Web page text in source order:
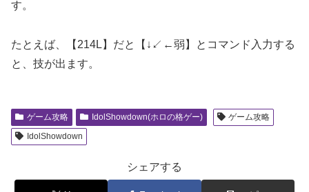
す。
たとえば、【214L】だと【↓↙←弱】とコマンド入力する
と、技が出ます。
ゲーム攻略 IdolShowdown(ホロの格ゲー)
ゲーム攻略
IdolShowdown
シェアする